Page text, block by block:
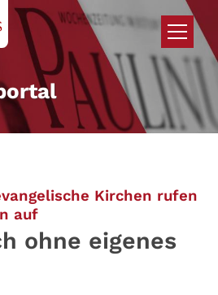
Kirchen rufen
auf:
ohne eigenes